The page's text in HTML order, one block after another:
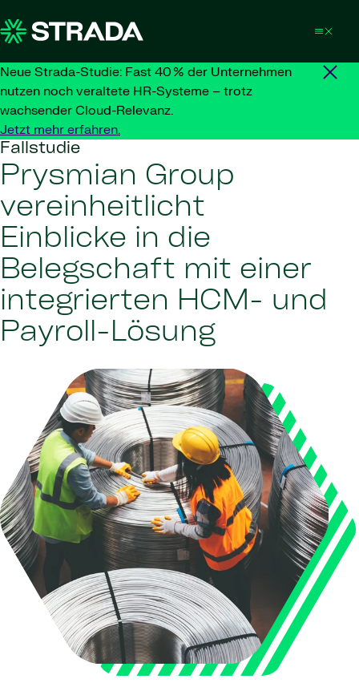
Neue Strada-Studie: Fast 40 % der Unternehmen
nutzen noch veraltete HR-Systeme – trotz
wachsender Cloud-Relevanz.
Jetzt mehr erfahren.
Fallstudie
Prysmian Group
vereinheitlicht
Einblicke in die
Belegschaft mit einer
integrierten HCM- und
Payroll-Lösung